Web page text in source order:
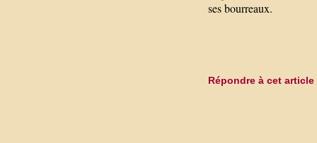
ses bourreaux.
Répondre à cet article